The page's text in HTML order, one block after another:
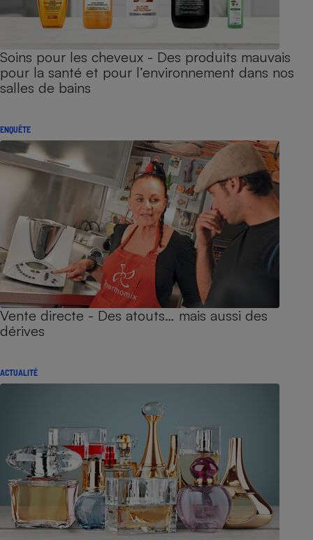
Soins pour les cheveux - Des produits mauvais
pour la santé et pour l’environnement dans nos
salles de bains
ENQUÊTE
Vente directe - Des atouts… mais aussi des
dérives
ACTUALITÉ